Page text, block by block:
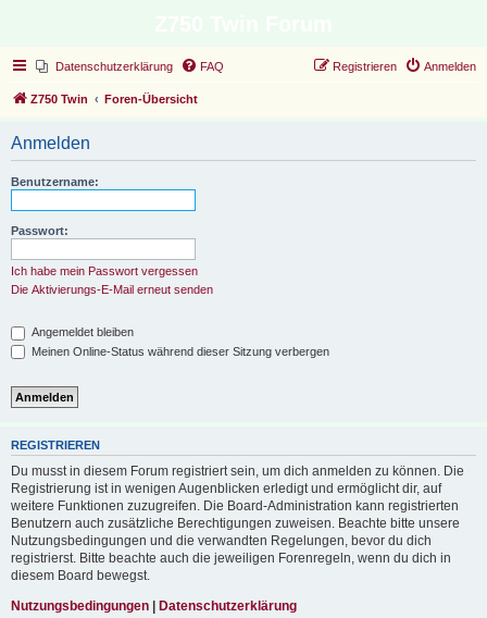
Datenschutzerklärung FAQ Anmelden
Registrieren
Z750 Twin Foren-Übersicht
Anmelden
Benutzername:
Passwort:
Ich habe mein Passwort vergessen
Die Aktivierungs-E-Mail erneut senden
Angemeldet bleiben
Meinen Online-Status während dieser Sitzung verbergen
REGISTRIEREN
Du musst in diesem Forum registriert sein, um dich anmelden zu können. Die
Registrierung ist in wenigen Augenblicken erledigt und ermöglicht dir, auf
weitere Funktionen zuzugreifen. Die Board-Administration kann registrierten
Benutzern auch zusätzliche Berechtigungen zuweisen. Beachte bitte unsere
Nutzungsbedingungen und die verwandten Regelungen, bevor du dich
registrierst. Bitte beachte auch die jeweiligen Forenregeln, wenn du dich in
diesem Board bewegst.
Nutzungsbedingungen | Datenschutzerklärung